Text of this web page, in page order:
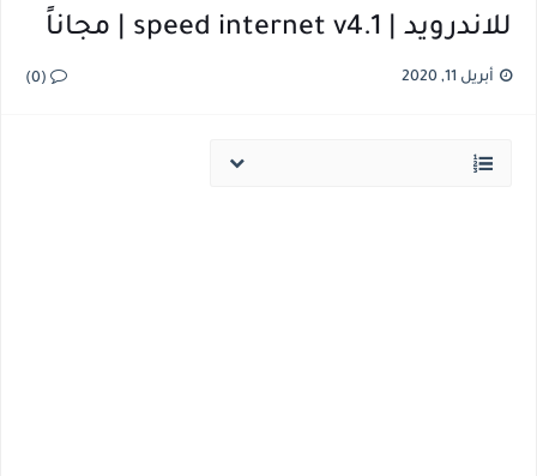
للاندرويد | speed internet v4.1 | مجاناً
أبريل 11, 2020 (0)